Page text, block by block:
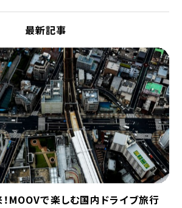
最新記事
MOOVで楽しむ国内ドライブ旅行